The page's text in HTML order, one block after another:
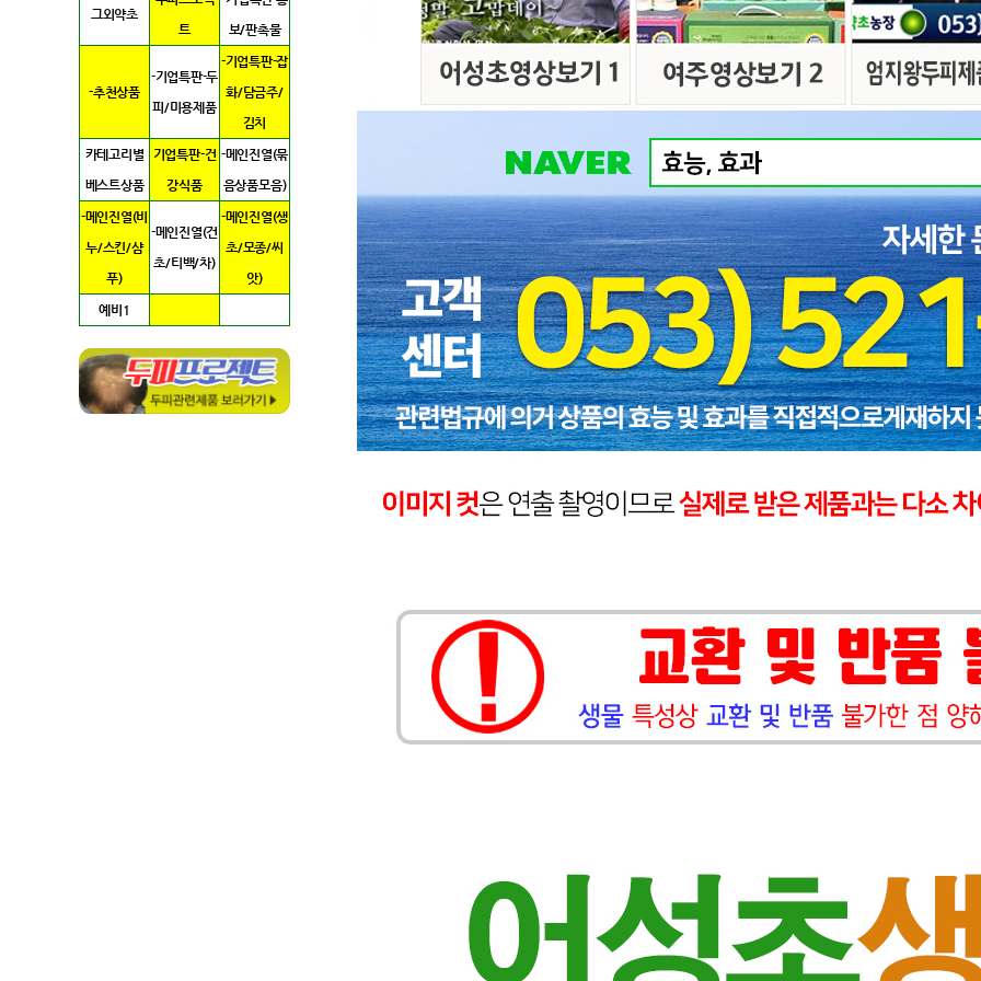
그외약초
트
보/판촉물
-추천상품
-기업특판-두
피/미용제품
-기업특판-잡
화/담금주/
김치
카테고리별
베스트상품
기업특판-건
강식품
-메인진열(묶
음상품모음)
-메인진열(비
누/스킨/샴
푸)
-메인진열(건
초/티백/차)
-메인진열(생
초/모종/씨
앗)
예비1